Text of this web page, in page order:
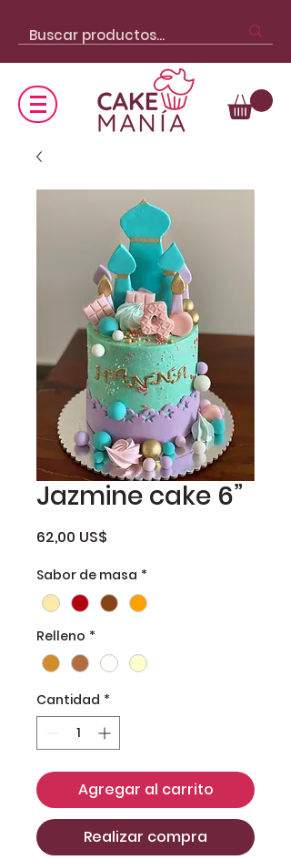
Jazmine cake 6”
62,00 US$
Sabor de masa *
Relleno *
Cantidad *
Agregar al carrito
Realizar compra